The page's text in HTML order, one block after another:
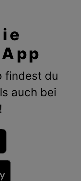
findest du
auch bei